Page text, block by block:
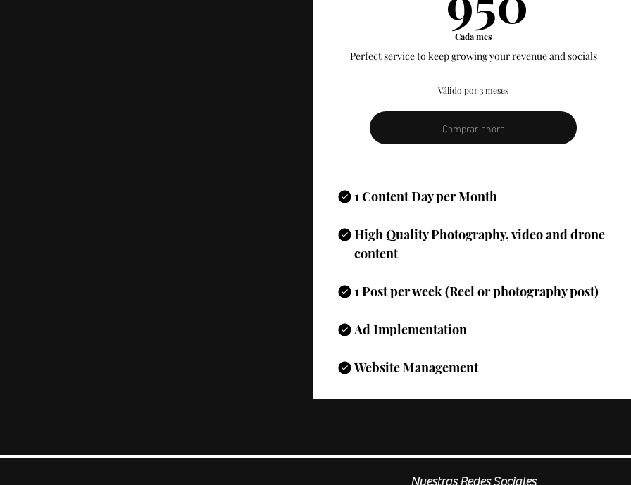
Cada mes
Perfect service to keep growing your revenue and socials
Válido por 3 meses
Comprar ahora
1 Content Day per Month
High Quality Photography, video and drone
content
1 Post per week (Reel or photography post)
Ad Implementation
Website Management
Nuestras Redes Sociales